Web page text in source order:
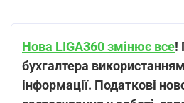
Нова LIGA360 змінює все!
бухгалтера
інформації. Податкові